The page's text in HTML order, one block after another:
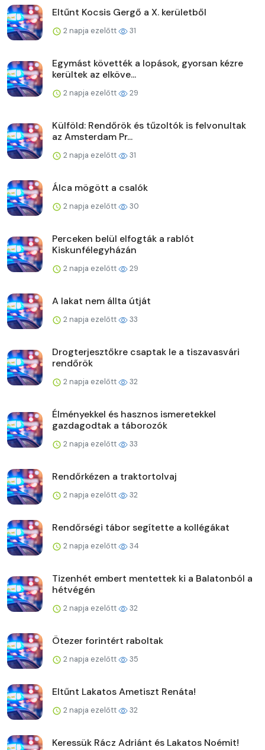
Eltűnt Kocsis Gergő a X. kerületből
2 napja ezelőtt 31
Egymást követték a lopások, gyorsan kézre
kerültek az elköve...
2 napja ezelőtt 29
Külföld: Rendőrök és tűzoltók is felvonultak
az Amsterdam Pr...
2 napja ezelőtt 31
Álca mögött a csalók
2 napja ezelőtt 30
Perceken belül elfogták a rablót
Kiskunfélegyházán
2 napja ezelőtt 29
A lakat nem állta útját
2 napja ezelőtt 33
Drogterjesztőkre csaptak le a tiszavasvári
rendőrök
2 napja ezelőtt 32
Élményekkel és hasznos ismeretekkel
gazdagodtak a táborozók
2 napja ezelőtt 33
Rendőrkézen a traktortolvaj
2 napja ezelőtt 32
Rendőrségi tábor segítette a kollégákat
2 napja ezelőtt 34
Tizenhét embert mentettek ki a Balatonból a
hétvégén
2 napja ezelőtt 32
Ötezer forintért raboltak
2 napja ezelőtt 35
Eltűnt Lakatos Ametiszt Renáta!
2 napja ezelőtt 32
Keressük Rácz Adriánt és Lakatos Noémit!